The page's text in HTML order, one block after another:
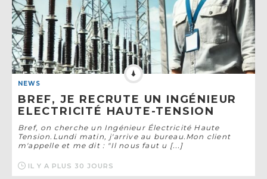
NEWS
BREF, JE RECRUTE UN INGÉNIEUR
ELECTRICITÉ HAUTE-TENSION
Bref, on cherche un Ingénieur Électricité Haute
Tension.Lundi matin, j'arrive au bureau.Mon client
m'appelle et me dit : "Il nous faut u [...]
IL Y A PLUS 30 JOURS